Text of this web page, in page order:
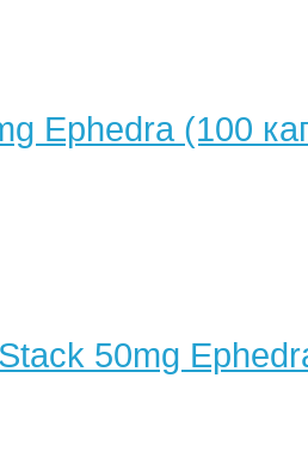
Ephedra (100
50mg